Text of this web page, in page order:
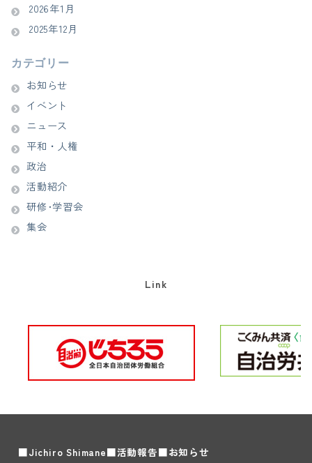
2026年1月
2025年12月
カテゴリー
お知らせ
イベント
ニュース
平和・人権
政治
活動紹介
研修･学習会
集会
Link
■Jichiro Shimane■活動報告■お知らせ